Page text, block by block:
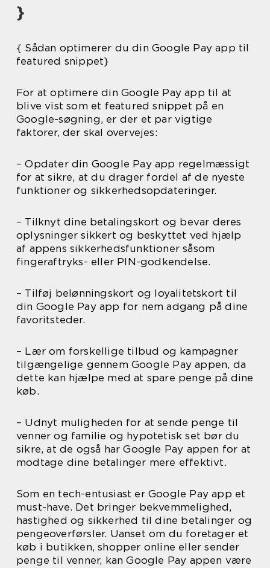
}
{ Sådan optimerer du din Google Pay app til
featured snippet}
For at optimere din Google Pay app til at
blive vist som et featured snippet på en
Google-søgning, er der et par vigtige
faktorer, der skal overvejes:
– Opdater din Google Pay app regelmæssigt
for at sikre, at du drager fordel af de nyeste
funktioner og sikkerhedsopdateringer.
– Tilknyt dine betalingskort og bevar deres
oplysninger sikkert og beskyttet ved hjælp
af appens sikkerhedsfunktioner såsom
fingeraftryks- eller PIN-godkendelse.
– Tilføj belønningskort og loyalitetskort til
din Google Pay app for nem adgang på dine
favoritsteder.
– Lær om forskellige tilbud og kampagner
tilgængelige gennem Google Pay appen, da
dette kan hjælpe med at spare penge på dine
køb.
– Udnyt muligheden for at sende penge til
venner og familie og hypotetisk set bør du
sikre, at de også har Google Pay appen for at
modtage dine betalinger mere effektivt.
Som en tech-entusiast er Google Pay app et
must-have. Det bringer bekvemmelighed,
hastighed og sikkerhed til dine betalinger og
pengeoverførsler. Uanset om du foretager et
køb i butikken, shopper online eller sender
penge til venner, kan Google Pay appen være